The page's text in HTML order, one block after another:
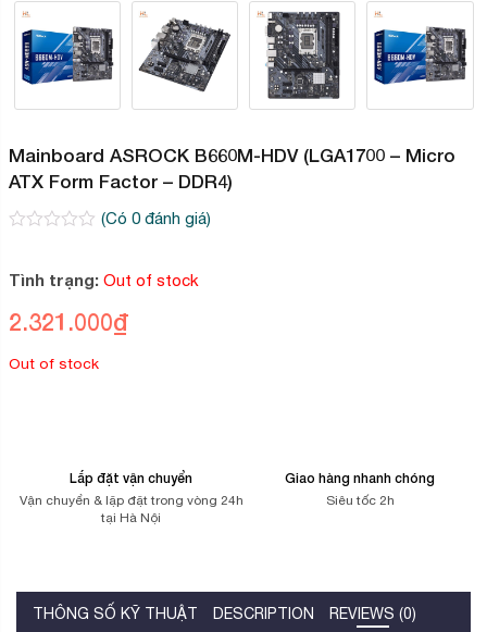
Mainboard ASROCK B660M-HDV (LGA1700 – Micro
ATX Form Factor – DDR4)
5
đánh
(Có 0đánh giá)
Tình trạng: Out of stock
2.321.000₫
Out of stock
Lắp đặt vận chuyển
Vận chuyển & lặp đặt trong vòng 24h
tại Hà Nội
Giao hàng nhanh chóng
Siêu tốc 2h
THÔNG SỐ KỸ THUẬT DESCRIPTION REVIEWS (0)